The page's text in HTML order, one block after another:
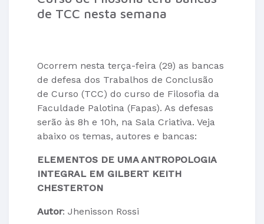
de TCC nesta semana
Ocorrem nesta terça-feira (29) as bancas
de defesa dos Trabalhos de Conclusão
de Curso (TCC) do curso de Filosofia da
Faculdade Palotina (Fapas). As defesas
serão às 8h e 10h, na Sala Criativa. Veja
abaixo os temas, autores e bancas:
ELEMENTOS DE UMA ANTROPOLOGIA
INTEGRAL EM GILBERT KEITH
CHESTERTON
Autor: Jhenisson Rossi